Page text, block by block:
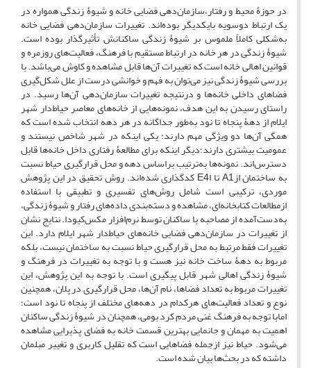
در حوزۀ محیط و رفتار،سازمان‌دهی فضایی خانه و شیوۀ ‌زندگی همواره در
یک ارتباط دوسویه بایکدیگر بوده‌اند. تغییرات سازمان‌دهی فضایی خانه‌
به‌شکلی کاملاً ملموس بر شیوۀ زندگی ساکنانش تأثیرگذار بوده است.
شیوۀ زندگی در هر خانه در ارتباط مستقیم با فرهنگ، فعالیت‌های روزمره و
قوانین اهالی خانه است که تغییرات آن‌ها قابل مشاهده و کاوش می‌باشد. با
بررسی شیوۀ زندگی نیز می‌توان به فهم و خوانشی درست از علل شکل‌گیری
فضاهای داخلی خانه‌ها و درنتیجه تغییرات سازمان‌دهی آن‌ها رسید. در
راستای رسیدن به این هدف، نمونه‌هایی از خانه‌های معاصر حیاط‌دار شهر
ایلام از دهۀ پنجاه تا نود به‌طور جداگانه در هر دهه انتخاب شده است که
همگی آن‌ها دو ویژگی مهم دارند: یکی اینکه در شهر شاخص نیستند و
عمومیت بیشتری دارند؛دیگر اینکه برای مطالعۀ رفتاری داخل خانه‌ها قابل
دسترس‌اند. نمونه‌ها به‌ترتیب براساس دهه و محل قرار‌گیری حیاط نسبت
به ساختمان ازA1 تا اE4 کدگذاری شده‌اند. روش تحقیق در این پژوهش
موردی، ترکیبی است شامل روش‌های تفسیری و تطبیقی با استفاده
ازمطالعات کتابخانه‌ای، مشاهده و دسته‌بندی داده‌های رفتار و شیوۀ زندگی،
به‌دست‌آمده از مصاحبه با ساکنان توسط نرم‌افزار مکس‌کیودا. نتایج نشان
از تغییرات در سازمان‌دهی فضایی خانه‌های حیاط‌دار شهر ایلام دارد. این
تغییرات فقط مرتبط به محل قرار‌گیری حیاط نسبت به ساختمان نیست، بلکه
مربوط به دهۀ ساخت خانه نیز هست و با توجه به تغییرات در فرهنگ و
شیوۀ زندگی اهالی شهر قابل پیگیری است. با توجه به این پژوهش، این
تغییرات مربوط به تعداد فضاها، نام آن‌ها، محل قرار‌گیری در پلان، همچنین
نوع و تعداد فعالیت‌های هرکدام در دهه‌های مختلف از پنجاه تا نود است؛
امابا توجه به فرهنگ غنی مردم کرد بومی، همچنان در شیوۀ زندگی ساکنان
اهمیت به مهمان و جانمایی بهترین قسمت خانه به فضای پذیرایی مشاهده
می‌شود. حیاط نیز ازجمله فضاهایی است که تقلیل کاربری و تغییر مبلمان
داشته که در بحث‌ها بیان شده است.